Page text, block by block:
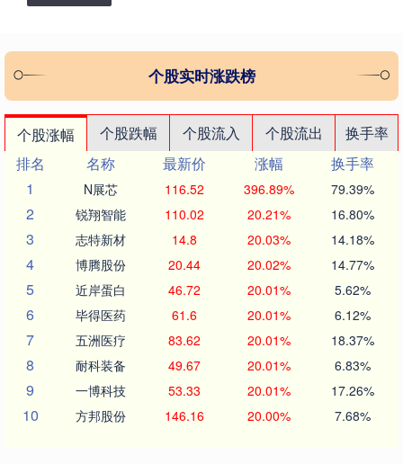
个股实时涨跌榜
个股涨幅 个股跌幅 个股流入 个股流出
换手率
排名
名称 最新价 涨幅
换手率
1
N展芯 116.52 396.89% 79.39%
2 锐翔智能 110.02 20.21% 16.80%
3 志特新材 14.8 20.03% 14.18%
4 博腾股份 20.44 20.02% 14.77%
5 近岸蛋白 46.72 20.01% 5.62%
6 毕得医药 61.6 20.01% 6.12%
7 五洲医疗 83.62 20.01% 18.37%
8 耐科装备 49.67 20.01% 6.83%
9 一博科技 53.33 20.01% 17.26%
10 方邦股份 146.16 20.00% 7.68%